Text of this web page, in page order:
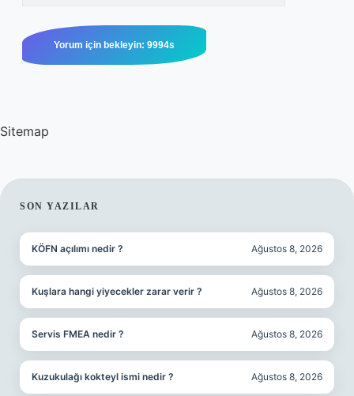
Sitemap
SIDEBAR
SON YAZILAR
KÖFN açılımı nedir ? Ağustos 8, 2026
Kuşlara hangi yiyecekler zarar verir ? Ağustos 8, 2026
Servis FMEA nedir ? Ağustos 8, 2026
Kuzukulağı kokteyl ismi nedir ? Ağustos 8, 2026